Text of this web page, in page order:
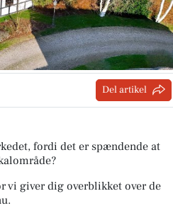
Del artikel
fordi det er spændende at
vi giver dig overblikket over de